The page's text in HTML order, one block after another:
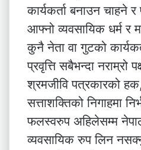
कार्यकर्ता बनाउन चाहने
आफ्नो व्यवसायिक धर्म र
कुनै नेता वा गुटको
प्रवृत्ति सबैभन्दा नराम्रो
श्रमजीवि पत्रकारको
सत्ताशक्तिको निगाहमा
फलस्वरुप अहिलेसम्म
व्यवसायिक रुप लिन